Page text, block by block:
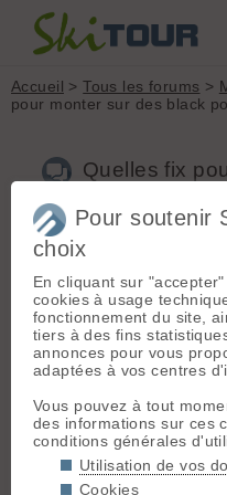
Accueil >Tous les forums >
pour monter sur des black
Quelles fix
Nouveau sujet Voir tous les
C
Chess[62posts] - Le
Mat'hieu a dit :
le plus cohérent
Vipec?
Ben pas tellement car c'est
Pour soutenir
choix
En cliquant sur
cookies à usage
fonctionnement du site,
tiers à des fins
annonces pour vous
adaptées à vos centres
Vous pouvez à tout
des informations sur ces
conditions générales
Utilisation de vos
Cookies